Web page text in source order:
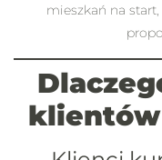
mieszkań na